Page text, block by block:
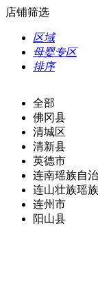
店铺筛选
区域
母婴专区
排序
全部
佛冈县
清城区
清新县
英德市
连南瑶族自
连山壮族瑶
连州市
阳山县